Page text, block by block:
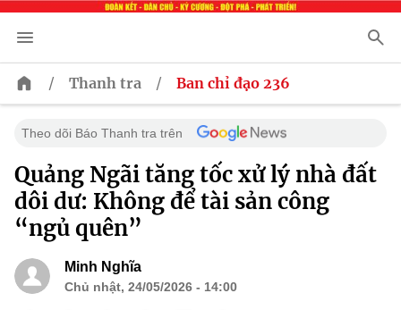
/ Thanh tra / Ban chỉ đạo 236
Theo dõi Báo Thanh tra trên
Quảng Ngãi tăng tốc xử lý nhà đất
dôi dư: Không để tài sản công
“ngủ quên”
Minh Nghĩa
Chủ nhật, 24/05/2026 - 14:00